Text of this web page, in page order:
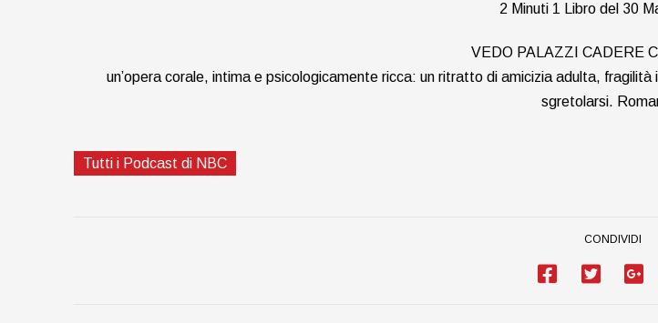
2 Minuti 1 Libro del 30
VEDO PALAZZI CADERE
un’opera corale, intima e psicologicamente ricca: un ritratto di amicizia adulta,
sgretolarsi.
Tutti i Podcast di NBC
CONDIVIDI